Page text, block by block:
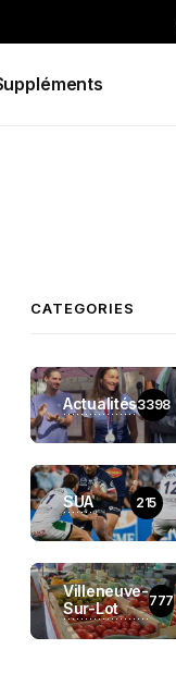
CATEGORIES
Actualités3398
SUA 215
Villeneuve-
Sur-Lot
777